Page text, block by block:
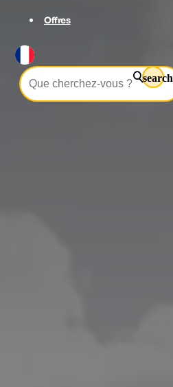
Offres
search